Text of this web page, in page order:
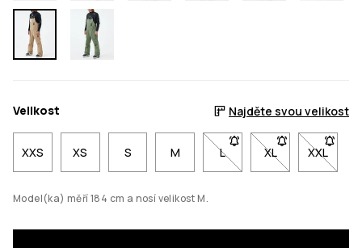
Velikost Najděte svou velikost
XXS XS S M L- Velikost L není
XL- Velikost XL
XXL
-
Model(ka) měří 184 cm a nosí velikost M.